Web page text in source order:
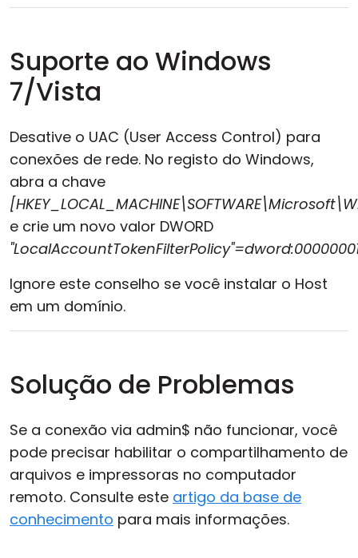
Suporte ao Windows
7/Vista
Desative o UAC (User Access Control) para
conexões de rede. No registo do Windows,
abra a chave
e crie um novo valor DWORD
Ignore este conselho se você instalar o Host
em um domínio.
Solução de Problemas
Se a conexão via admin$ não funcionar, você
pode precisar habilitar o compartilhamento de
arquivos e impressoras no computador
remoto. Consulte este artigo da base de
conhecimento para mais informações.